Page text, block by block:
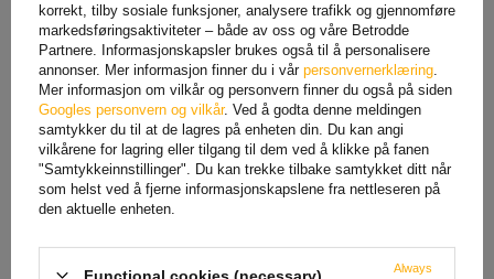
10-polet el-boks ProPlus
343099
Produkt tilgjengelig i store
mengder
56,09 NOK
Monteringsbraketter for
elektrisk installasjon av
tilhenger ProPlus 343154S
kabelklips 31mm
Produkt tilgjengelig i store
mengder
35,36 NOK
korrekt, tilby sosiale funksjoner, analysere trafikk og gjennomføre
markedsføringsaktiviteter – både av oss og våre Betrodde
Partnere. Informasjonskapsler brukes også til å personalisere
annonser. Mer informasjon finner du i vår personvernerklæring
Mer informasjon om vilkår og personvern finner du også på siden
Googles personvern og vilkår. Ved å godta denne meldingen
samtykker du til at de lagres på enheten din. Du kan angi
vilkårene for lagring eller tilgang til dem ved å klikke på fanen
"Samtykkeinnstillinger". Du kan trekke tilbake samtykket ditt når
som helst ved å fjerne informasjonskapslene fra nettleseren på
den aktuelle enheten.
Functional cookies (necessary)
Always